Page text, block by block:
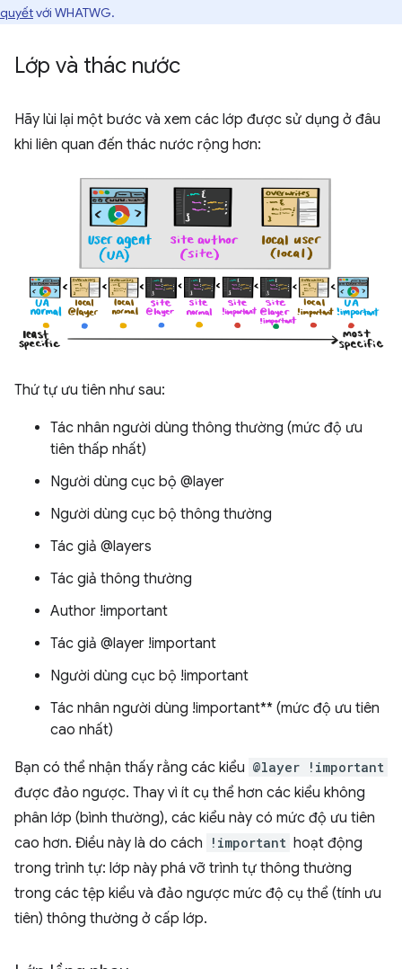
quyếtvới WHATWG.
Lớp và thác nước
Hãy lùi lại một bước và xem các lớp được sử dụng ở đâu
khi liên quan đến thác nước rộng hơn:
Thứ tự ưu tiên như sau:
Tác nhân người dùng thông thường (mức độ ưu
tiên thấp nhất)
Người dùng cục bộ @layer
Người dùng cục bộ thông thường
Tác giả @layers
Tác giả thông thường
Author !important
Tác giả @layer !important
Người dùng cục bộ !important
Tác nhân người dùng !important** (mức độ ưu tiên
cao nhất)
Bạn có thể nhận thấy rằng các kiểu @layer !important
được đảo ngược. Thay vì ít cụ thể hơn các kiểu không
phân lớp (bình thường), các kiểu này có mức độ ưu tiên
cao hơn. Điều này là do cách
!important hoạt động
trong trình tự: lớp này phá vỡ trình tự thông thường
trong các tệp kiểu và đảo ngược mức độ cụ thể (tính ưu
tiên) thông thường ở cấp lớp.